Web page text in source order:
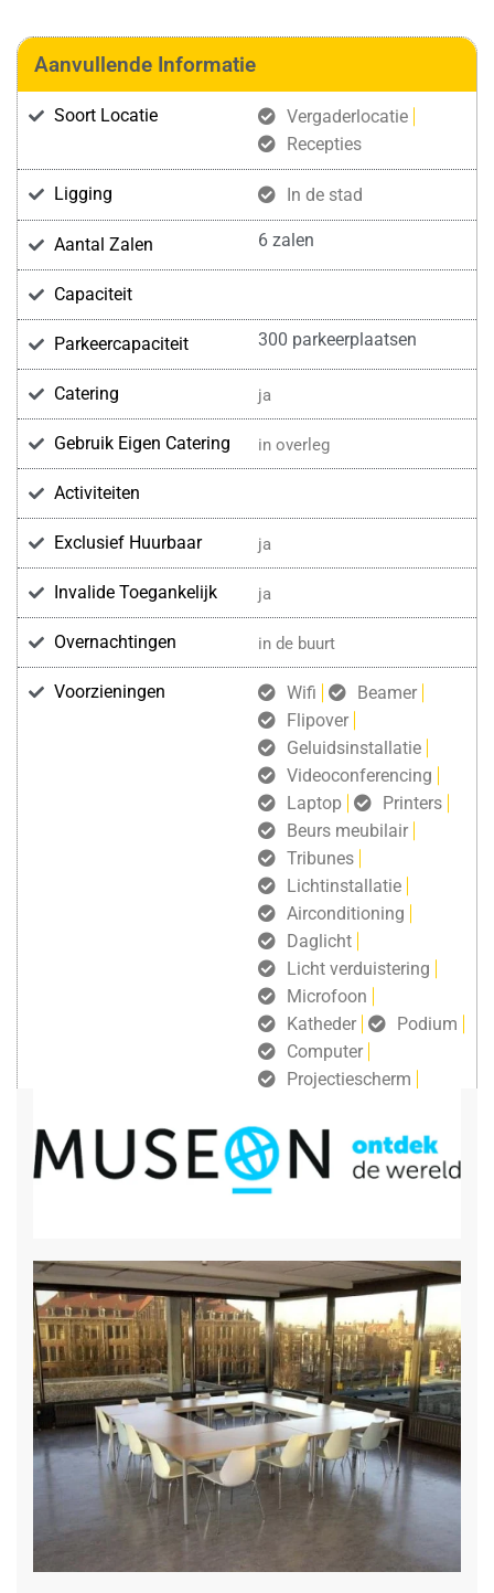
Aanvullende Informatie
Soort Locatie
Vergaderlocatie
Recepties
Ligging In de stad
Aantal Zalen 6 zalen
Capaciteit
Parkeercapaciteit 300 parkeerplaatsen
Catering ja
Gebruik Eigen Catering in overleg
Activiteiten
Exclusief Huurbaar ja
Invalide Toegankelijk ja
Overnachtingen in de buurt
Voorzieningen Wifi
Beamer
Flipover
Geluidsinstallatie
Videoconferencing
Laptop
Printers
Beurs meubilair
Tribunes
Lichtinstallatie
Airconditioning
Daglicht
Licht verduistering
Microfoon
Katheder
Podium
Computer
Projectiescherm
gratis draadloos internet